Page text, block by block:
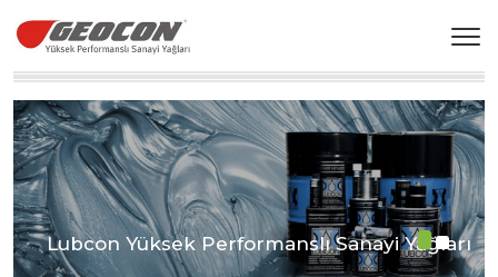
Yağları
Bijour Delimon Raylı Sistem
Pompaları